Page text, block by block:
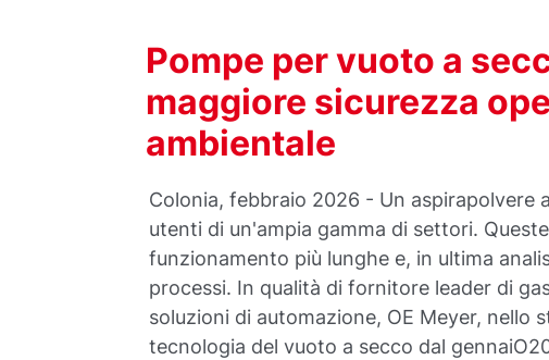
Pompe per vuoto a
maggiore sicurezza
ambientale
Colonia, febbraio 2026 - Un aspirapolvere
utenti di un'ampia gamma di settori.
funzionamento più lunghe e, in ultima
processi. In qualità di fornitore leader di
soluzioni di automazione, OE Meyer, nello
tecnologia del vuoto a secco dal